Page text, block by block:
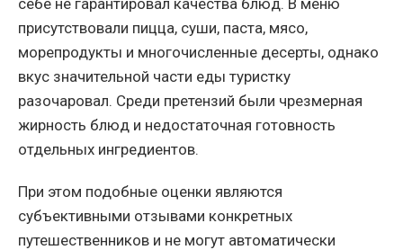
присутствовали пицца, суши, паста, мясо,
морепродукты и многочисленные десерты, однако
вкус значительной части еды туристку
разочаровал. Среди претензий были чрезмерная
жирность блюд и недостаточная готовность
отдельных ингредиентов.
При этом подобные оценки являются
субъективными отзывами конкретных
путешественников и не могут автоматически